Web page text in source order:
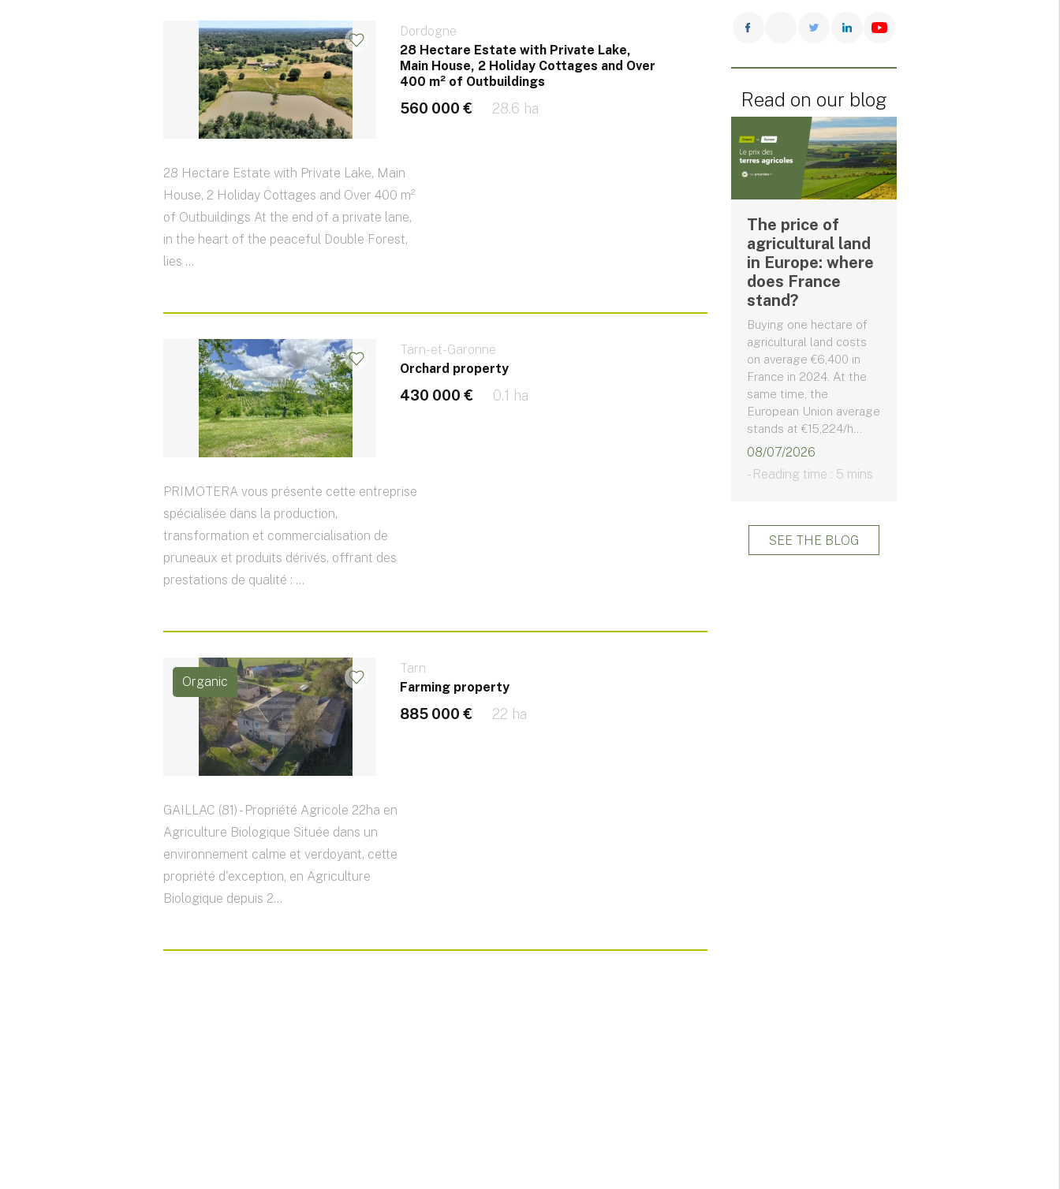
Dordogne
28 Hectare Estate with Private Lake,
Main House, 2 Holiday Cottages and Over
400 m² of Outbuildings
560 000 € 28.6 ha
28 Hectare Estate with Private Lake, Main
House, 2 Holiday Cottages and Over 400 m²
of Outbuildings At the end of a private lane,
in the heart of the peaceful Double Forest,
lies ...
Tarn-et-Garonne
Orchard property
430 000 € 0.1 ha
PRIMOTERA vous présente cette entreprise
spécialisée dans la production,
transformation et commercialisation de
pruneaux et produits dérivés, offrant des
prestations de qualité : ...
Organic
Tarn
Farming property
885 000 € 22 ha
GAILLAC (81) - Propriété Agricole 22ha en
Agriculture Biologique Située dans un
environnement calme et verdoyant, cette
propriété d'exception, en Agriculture
Biologique depuis 2...
Read on our blog
The price of
agricultural land
in Europe: where
does France
stand?
Buying one hectare of
agricultural land costs
on average €6,400 in
France in 2024. At the
same time, the
European Union average
stands at €15,224/h...
08/07/2026
- Reading time : 5 mins
SEE THE BLOG